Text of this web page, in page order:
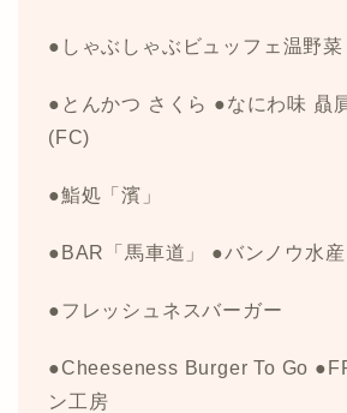
●しゃぶしゃぶビュッフェ温野菜
●とんかつ さくら ●なにわ味 贔
(FC)
●鮨処「濱」
●BAR「馬車道」 ●バンノウ水
●フレッシュネスバーガー
●Cheeseness Burger To Go
ン工房